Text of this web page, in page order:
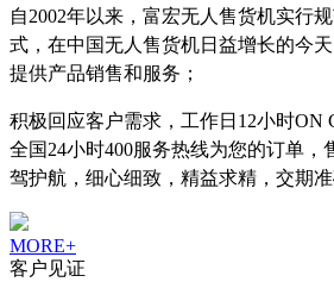
自2002年以来，富宏无人售货机实行
式，在中国无人售货机日益增长的今
提供产品销售和服务；
积极回应客户需求，工作日12小时ON
全国24小时400服务热线为您的订单，
驾护航，细心细致，精益求精，交期准
MORE+
客户见证